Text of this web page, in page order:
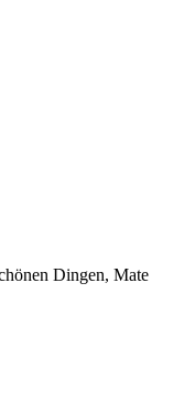
Dingen, Mate